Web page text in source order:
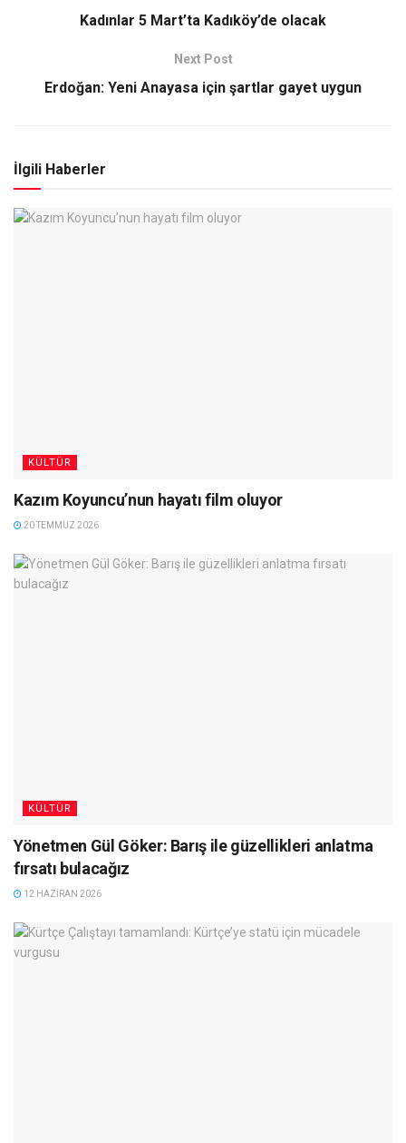
Kadınlar 5 Mart’ta Kadıköy’de olacak
Next Post
Erdoğan: Yeni Anayasa için şartlar gayet uygun
İlgili Haberler
KÜLTÜR
Kazım Koyuncu’nun hayatı film oluyor
20 TEMMUZ 2026
KÜLTÜR
Yönetmen Gül Göker: Barış ile güzellikleri anlatma
fırsatı bulacağız
12 HAZIRAN 2026